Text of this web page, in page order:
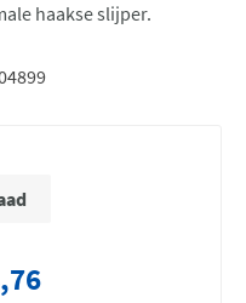
haakse slijper.